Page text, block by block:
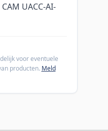
UACC-AI-
voor eventuele
producten. Meld